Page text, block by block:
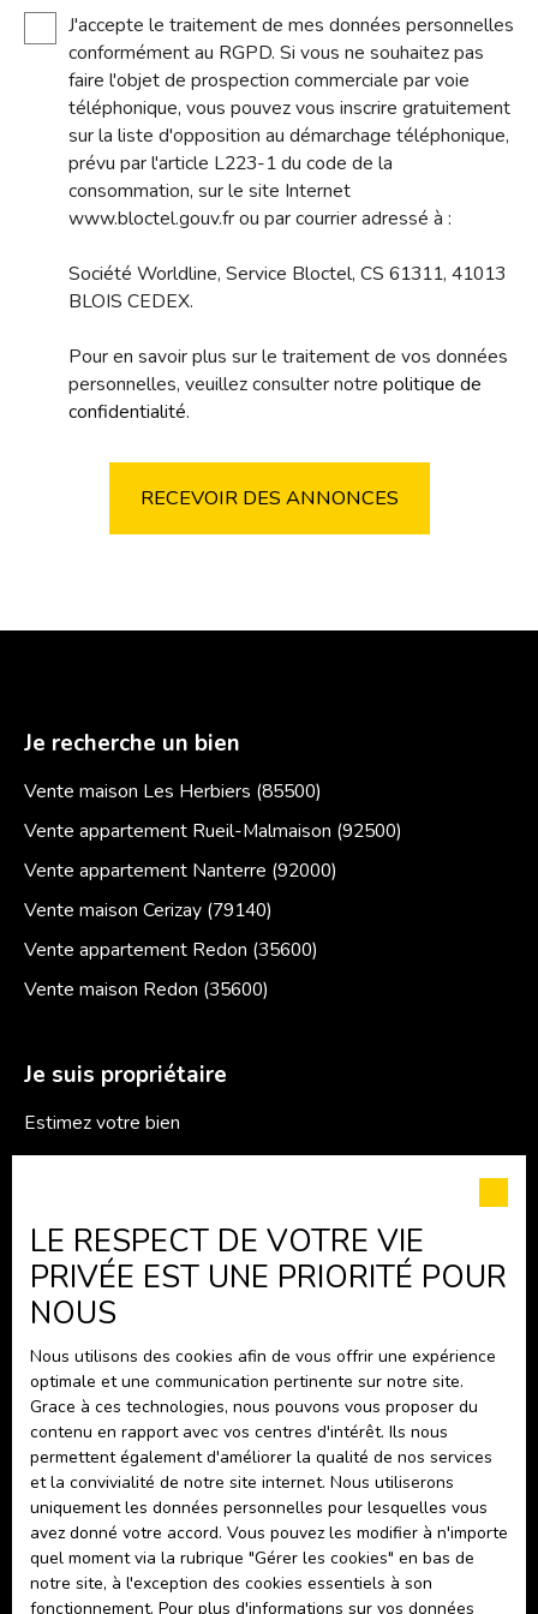
J'accepte le traitement de mes données personnelles
conformément au RGPD. Si vous ne souhaitez pas
faire l'objet de prospection commerciale par voie
téléphonique, vous pouvez vous inscrire gratuitement
sur la liste d'opposition au démarchage téléphonique,
prévu par l'article L223-1 du code de la
consommation, sur le site Internet
www.bloctel.gouv.fr ou par courrier adressé à :
Société Worldline, Service Bloctel, CS 61311, 41013
BLOIS CEDEX.
Pour en savoir plus sur le traitement de vos données
personnelles, veuillez consulter notre politique de
confidentialité.
RECEVOIR DES ANNONCES
Je recherche un bien
Vente maison Les Herbiers (85500)
Vente appartement Rueil-Malmaison (92500)
Vente appartement Nanterre (92000)
Vente maison Cerizay (79140)
Vente appartement Redon (35600)
Vente maison Redon (35600)
Je suis propriétaire
Estimez votre bien
Espace vendeur
Gestion locative
Nous contacter
Informations
Nos honoraires
Mentions légales
Politique de confidentialité
Plan du site
Gérer les cookies
LE RESPECT DE VOTRE VIE
PRIVÉE EST UNE PRIORITÉ POUR
NOUS
Nous utilisons des cookies afin de vous offrir une expérience
optimale et une communication pertinente sur notre site.
Grace à ces technologies, nous pouvons vous proposer du
contenu en rapport avec vos centres d'intérêt. Ils nous
permettent également d'améliorer la qualité de nos services
et la convivialité de notre site internet. Nous utiliserons
uniquement les données personnelles pour lesquelles vous
avez donné votre accord. Vous pouvez les modifier à n'importe
quel moment via la rubrique ″Gérer les cookies″ en bas de
notre site, à l'exception des cookies essentiels à son
fonctionnement. Pour plus d'informations sur vos données